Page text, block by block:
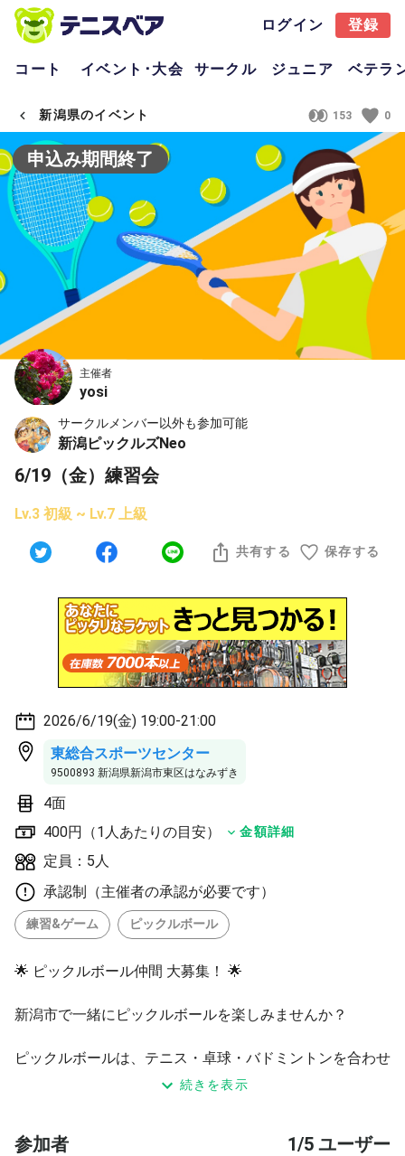
ログイン 登録
コート イベント･大会 サークル ジュニア ベテラ
新潟県のイベント 153 0
申込み期間終了
主催者
yosi
サークルメンバー以外も参加可能
新潟ピックルズNeo
6/19（金）練習会
Lv.3 初級 ~ Lv.7 上級
共有する 保存する
2026/6/19(金) 19:00-21:00
東総合スポーツセンター
9500893 新潟県新潟市東区はなみずき
4面
400円（1人あたりの目安）
金額詳細
定員：5人
承認制（主催者の承認が必要です）
練習&ゲーム ピックルボール
🌟 ピックルボール仲間 大募集！ 🌟
新潟市で一緒にピックルボールを楽しみませんか？
ピックルボールは、テニス・卓球・バドミントンを合わせ
緒に楽しみたい方、大歓迎です！
続きを表示
参加者 1/5 ユーザー